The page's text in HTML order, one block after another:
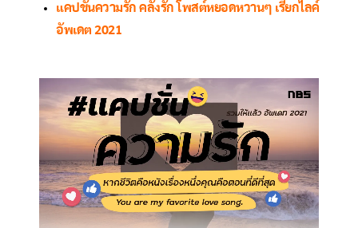
แคปชั่นความรัก คลั่งรัก โพสต์หยอดหวานๆ เรียกไลค์
อัพเดต 2021